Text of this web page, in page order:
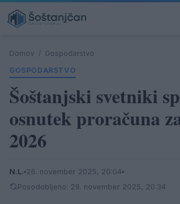
Domov / Gospodarstvo
GOSPODARSTVO
Šoštanjski svetniki
osnutek proračuna
2026
N.L. 26. november 2025, 20:04
Posodobljeno: 29. november 2025, 20:34